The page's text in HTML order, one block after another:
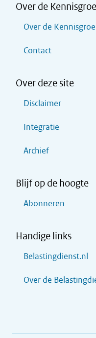
Over de
Over de
Contact
Over deze site
Disclaimer
Integratie
Archief
Blijf op de hoogte
Abonneren
Handige links
Belastingdienst.nl
Over de